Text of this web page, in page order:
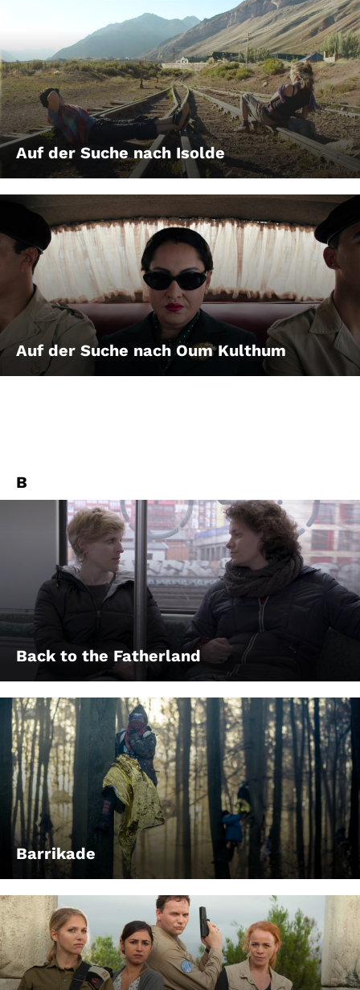
Auf der Suche nach Isolde
Auf der Suche nach Oum Kulthum
B
Back to the Fatherland
Barrikade